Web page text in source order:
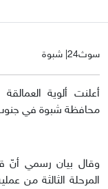
سوث24| شبوة
أعلنت ألوية
محافظة شبوة في
وقال بيان رسمي أنّ
المرحلة الثالثة من